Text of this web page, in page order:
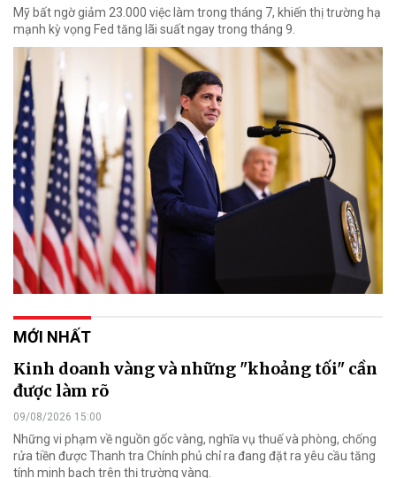
Mỹ bất ngờ giảm 23.000 việc làm trong tháng 7, khiến thị trường hạ
mạnh kỳ vọng Fed tăng lãi suất ngay trong tháng 9.
MỚI NHẤT
Kinh doanh vàng và những "khoảng tối" cần
được làm rõ
09/08/2026 15:00
Những vi phạm về nguồn gốc vàng, nghĩa vụ thuế và phòng, chống
rửa tiền được Thanh tra Chính phủ chỉ ra đang đặt ra yêu cầu tăng
tính minh bạch trên thị trường vàng.